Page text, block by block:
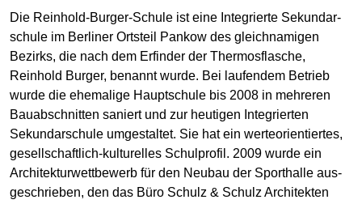
Die Reinhold-Burger-Schule ist eine Integrierte Sekundar­
schule im Berliner Ortsteil Pankow des gleich­namigen
Bezirks, die nach dem Erfinder der Thermos­flasche,
Reinhold Burger, benannt wurde. Bei laufen­dem Betrieb
wurde die ehe­malige Haupt­schule bis 2008 in mehreren
Bau­ab­schnitten saniert und zur heutigen Integrierten
Sekundar­schule umgestaltet. Sie hat ein werte­orien­tier­tes,
gesell­schaftlich-­kulturelles Schul­profil. 2009 wurde ein
Architektur­wett­bewerb für den Neubau der Sport­halle aus­
ge­schrieben, den das Büro Schulz & Schulz Architekten